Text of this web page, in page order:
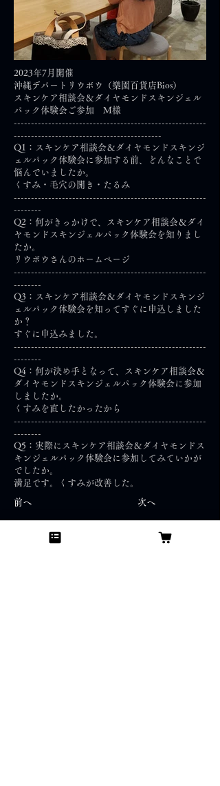
2023年7月開催
沖縄デパートリウボウ（樂園百貨店Bios）
スキンケア相談会＆ダイヤモンドスキンジェル
パック体験会ご参加 M様
--------------------------------------------------------
-------------------------------------------
Q1：スキンケア相談会＆ダイヤモンドスキンジ
ェルパック体験会に参加する前、どんなことで
悩んでいましたか。
くすみ・毛穴の開き・たるみ
--------------------------------------------------------
--------
Q2：何がきっかけで、スキンケア相談会＆ダイ
ヤモンドスキンジェルパック体験会を知りまし
たか。
リウボウさんのホームページ
--------------------------------------------------------
--------
Q3：スキンケア相談会＆ダイヤモンドスキンジ
ェルパック体験会を知ってすぐに申込しました
か？
すぐに申込みました。
--------------------------------------------------------
--------
Q4：何が決め手となって、スキンケア相談会＆
ダイヤモンドスキンジェルパック体験会に参加
しましたか。
くすみを直したかったから
--------------------------------------------------------
--------
Q5：実際にスキンケア相談会＆ダイヤモンドス
キンジェルパック体験会に参加してみていかが
でしたか。
満足です。くすみが改善した。
前へ 次へ